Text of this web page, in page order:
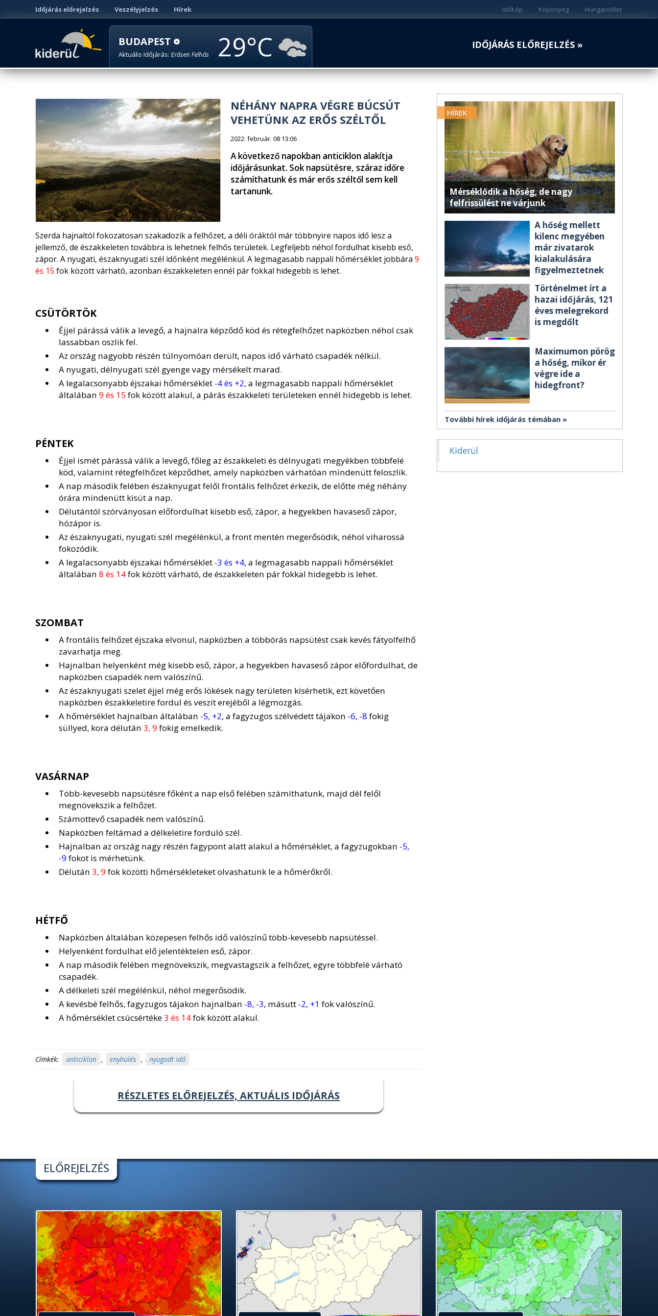
Időjárás előrejelzés Veszélyjelzés Hírek HungaroMet
Köpönyeg
Időkép
BUDAPEST
Aktuális Időjárás: Erősen Felhős 29 IDŐJÁRÁS ELŐREJELZÉS »
NÉHÁNY NAPRA VÉGRE BÚCSÚT
VEHETÜNK AZ ERŐS SZÉLTŐL
2022. február. 08 13:06
A következő napokban anticiklon alakítja
időjárásunkat. Sok napsütésre, száraz időre
számíthatunk és már erős széltől sem kell
tartanunk.
Szerda hajnaltól fokozatosan szakadozik a felhőzet, a déli óráktól már többnyire napos idő lesz a
jellemző, de északkeleten továbbra is lehetnek felhős területek. Legfeljebb néhol fordulhat kisebb eső,
zápor. A nyugati, északnyugati szél időnként megélénkül. A legmagasabb nappali hőmérséklet jobbára 9
és 15 fok között várható, azonban északkeleten ennél pár fokkal hidegebb is lehet.
CSÜTÖRTÖK
Éjjel párássá válik a levegő, a hajnalra képződő köd és rétegfelhőzet napközben néhol csak
lassabban oszlik fel.
Az ország nagyobb részén túlnyomóan derült, napos idő várható csapadék nélkül.
A nyugati, délnyugati szél gyenge vagy mérsékelt marad.
A legalacsonyabb éjszakai hőmérséklet -4 és +2, a legmagasabb nappali hőmérséklet
általában 9 és 15 fok között alakul, a párás északkeleti területeken ennél hidegebb is lehet.
PÉNTEK
Éjjel ismét párássá válik a levegő, főleg az északkeleti és délnyugati megyékben többfelé
köd, valamint rétegfelhőzet képződhet, amely napközben várhatóan mindenütt feloszlik.
A nap második felében északnyugat felől frontális felhőzet érkezik, de előtte még néhány
órára mindenütt kisüt a nap.
Délutántól szórványosan előfordulhat kisebb eső, zápor, a hegyekben havaseső zápor,
hózápor is.
Az északnyugati, nyugati szél megélénkül, a front mentén megerősödik, néhol viharossá
fokozódik.
A legalacsonyabb éjszakai hőmérséklet -3 és +4, a legmagasabb nappali hőmérséklet
általában 8 és 14fok között várható, de északkeleten pár fokkal hidegebb is lehet.
SZOMBAT
A frontális felhőzet éjszaka elvonul, napközben a többórás napsütést csak kevés fátyolfelhő
zavarhatja meg.
Hajnalban helyenként még kisebb eső, zápor, a hegyekben havaseső zápor előfordulhat, de
napközben csapadék nem valószínű.
Az északnyugati szelet éjjel még erős lökések nagy területen kísérhetik, ezt követően
napközben északkeletire fordul és veszít erejéből a légmozgás.
A hőmérséklet hajnalban általában -5, +2, a fagyzugos szélvédett tájakon -6, -8 fokig
süllyed, kora délután 3, 9fokig emelkedik.
VASÁRNAP
Több-kevesebb napsütésre főként a nap első felében számíthatunk, majd dél felől
megnövekszik a felhőzet.
Számottevő csapadék nem valószínű.
Napközben feltámad a délkeletire forduló szél.
Hajnalban az ország nagy részén fagypont alatt alakul a hőmérséklet, a fagyzugokban -5,
-9fokot is mérhetünk.
Délután 3, 9fok közötti hőmérsékleteket olvashatunk le a hőmérőkről.
HÉTFŐ
Napközben általában közepesen felhős idő valószínű több-kevesebb napsütéssel.
Helyenként fordulhat elő jelentéktelen eső, zápor.
A nap második felében megnövekszik, megvastagszik a felhőzet, egyre többfelé várható
csapadék.
A délkeleti szél megélénkül, néhol megerősödik.
A kevésbé felhős, fagyzugos tájakon hajnalban -8, -3, másutt -2, +1 fok valószínű.
A hőmérséklet csúcsértéke3 és 14fok között alakul.
Címkék: anticiklon , enyhülés , nyugodt idő
RÉSZLETES ELŐREJELZÉS, AKTUÁLIS IDŐJÁRÁS
HÍREK
Mérséklődik a hőség, de nagy
felfrissülést ne várjunk
A hőség mellett
kilenc megyében
már zivatarok
kialakulására
figyelmeztetnek
Történelmet írt a
hazai időjárás, 121
éves melegrekord
is megdőlt
Maximumon pörög
a hőség, mikor ér
végre ide a
hidegfront?
További hírek időjárás témában
Kiderül
ELŐREJELZÉS